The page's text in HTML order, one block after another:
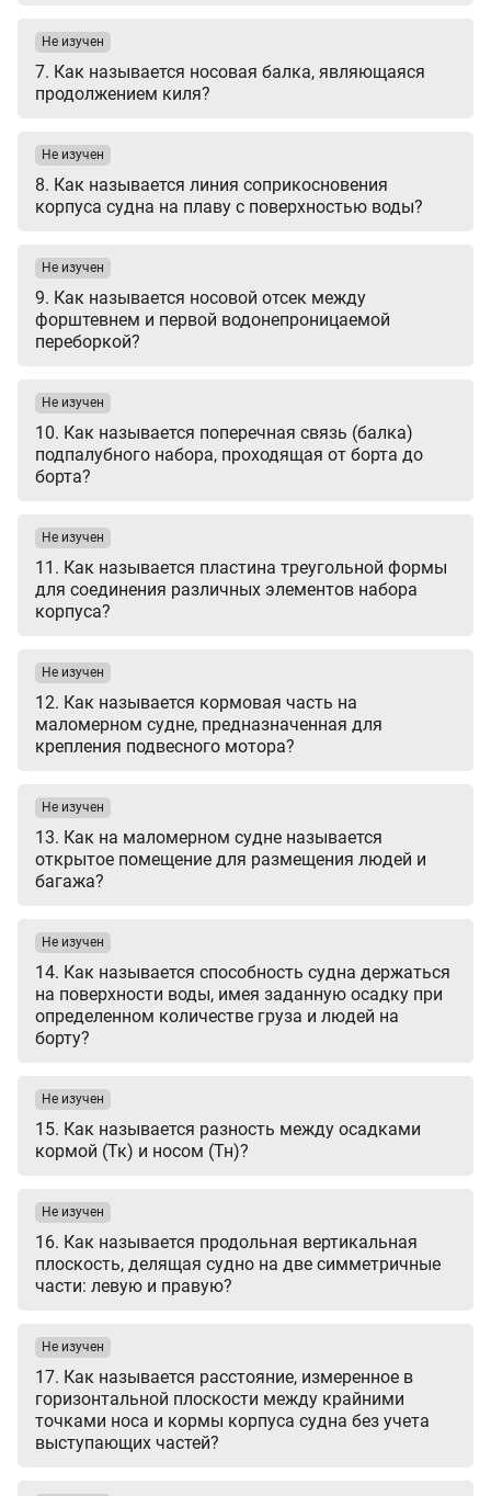
7. Как называется носовая балка, являющаяся
продолжением киля?
Не изучен
8. Как называется линия соприкосновения
корпуса судна на плаву с поверхностью воды?
Не изучен
9. Как называется носовой отсек между
форштевнем и первой водонепроницаемой
переборкой?
Не изучен
10. Как называется поперечная связь (балка)
подпалубного набора, проходящая от борта до
борта?
Не изучен
11. Как называется пластина треугольной формы
для соединения различных элементов набора
корпуса?
Не изучен
12. Как называется кормовая часть на
маломерном судне, предназначенная для
крепления подвесного мотора?
Не изучен
13. Как на маломерном судне называется
открытое помещение для размещения людей и
багажа?
Не изучен
14. Как называется способность судна держаться
на поверхности воды, имея заданную осадку при
определенном количестве груза и людей на
борту?
Не изучен
15. Как называется разность между осадками
кормой (Тк) и носом (Тн)?
Не изучен
16. Как называется продольная вертикальная
плоскость, делящая судно на две симметричные
части: левую и правую?
Не изучен
17. Как называется расстояние, измеренное в
горизонтальной плоскости между крайними
точками носа и кормы корпуса судна без учета
выступающих частей?
Не изучен